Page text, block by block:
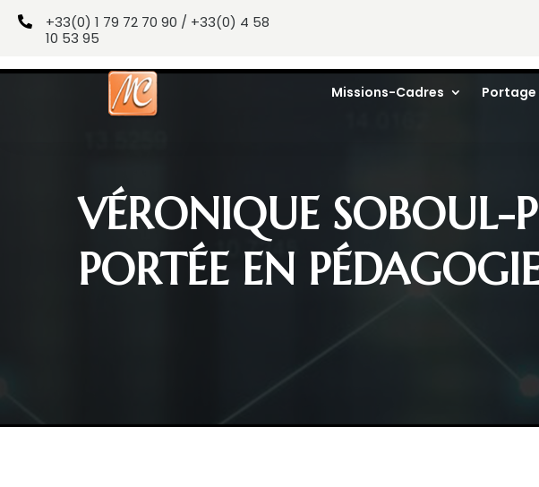

+33(0) 1 79 72 70 90 / +33(0) 4 58
10 53 95
Missions-Cadres
VÉRONIQUE SOBOUL-
PORTÉE EN